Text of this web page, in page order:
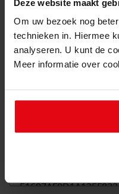
Deze website maakt
Om uw bezoek nog
technieken in. Hiermee
analyseren. U kunt de
Meer informatie over
duurzaam webadres